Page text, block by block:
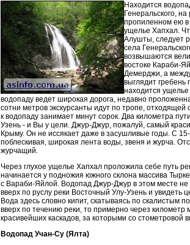
Находится
Генеральского,
пропиленном ею в
ущелье Хапхал.
Алушты, следует
села
возвышаются
востоке Караби-
Демерджи, а
выглядит гребень
находится
водопаду ведет широкая дорога, недавно
сотни метров экскурсанты идут по тропе, отходящей
к водопаду занимает минут сорок. Два километра
Узень - и Вы у цели. Джур-Джур, пожалуй, самый
Крыму. Он не иссякает даже в засушливые годы. С
поблескивая, широкая лента воды, звеня и журча.
журчащий.
Через глухое ущелье Хапхал проложила себе путь
начинается у подножия южного склона массива
с Вараби-Яйлой. Водопад Джур-Джур в этом месте
вверх по руслу реки Восточный Улу-Узень и увидеть
Вода здесь словно кипит, скатываясь по скалистым
вверх по течению реки, то примерно через километр
красивейших каскадов, за которыми со стометровой
Водопад Учан-Су (Ялта)